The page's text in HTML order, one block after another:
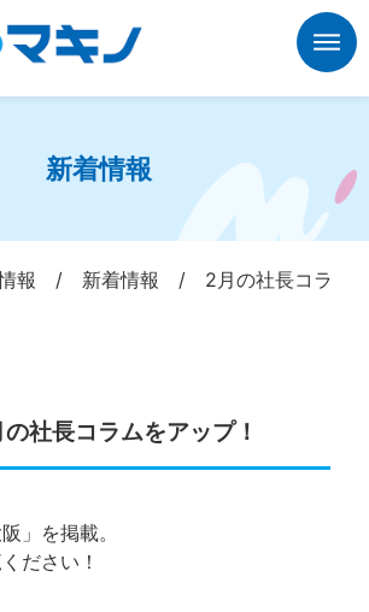
新着情報
報 / 新着情報 / 2月の社長コラ
社長コラムをアップ！
」を掲載。
ださい！